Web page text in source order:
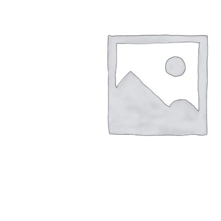
Arbres fruitiers
Plantes méditerranéennes et exotiques
Plantes
Plantes
Plantes
Plantes
Plantes